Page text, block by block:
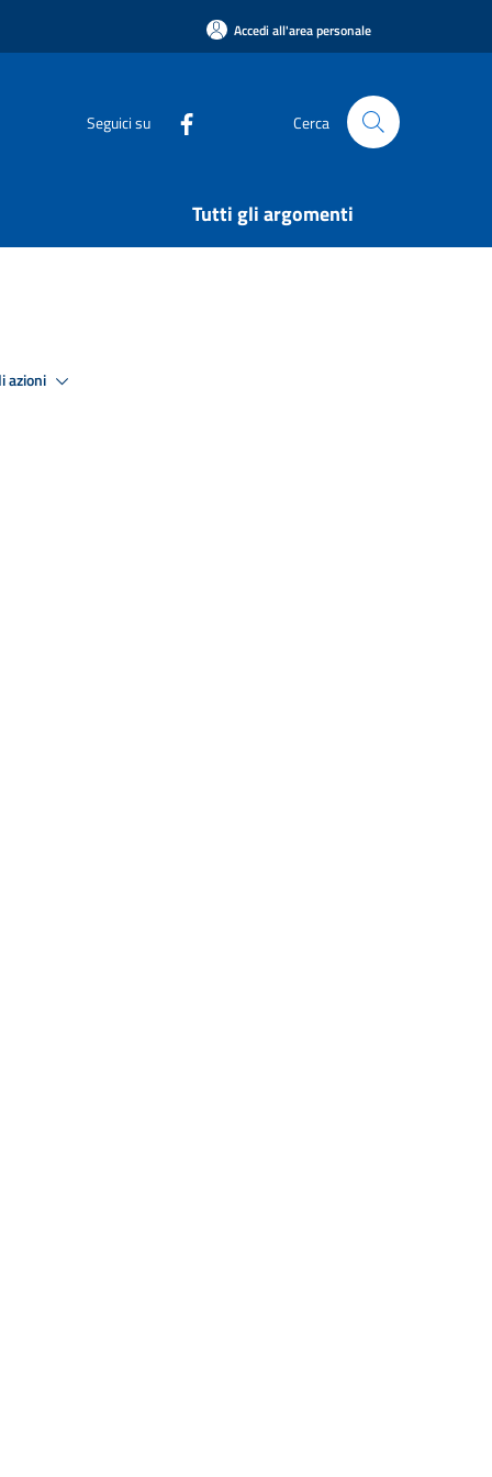
Accedi all'area personale
Seguici su Cerca
Tutti gli argomenti
azioni